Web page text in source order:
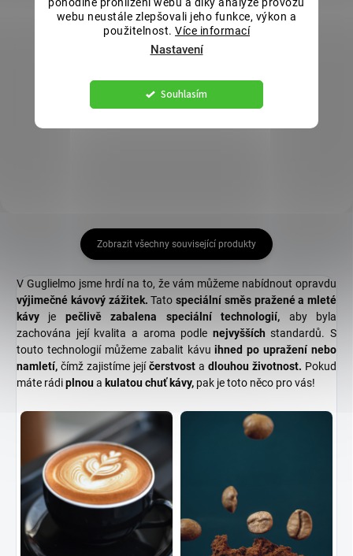
webu neustále zlepšovali jeho funkce, výkon a
použitelnost. Více informací
Nastavení
Souhlasím
cena:
Do košíku
směs pro přípravu v moka konvici
nebo ve french pressu. Bar 5
Stelle představuje dokonalé
cena:
vyrobena z těch nejlepších zrn
100% Arabica z oblasti střední
Zobrazit všechny související produkty
V Guglielmo jsme hrdí na to, že vám můžeme nabídnout opravdu
výjimečné kávový zážitek. Tato speciální směs pražené a mleté
kávy je pečlivě zabalena speciální technologií, aby byla
zachována její kvalita a aroma podle nejvyšších standardů. S
touto technologií můžeme zabalit kávu ihned po upražení nebo
namletí, čímž zajistíme jejíčerstvost a dlouhou životnost. Pokud
máte rádiplnou a kulatou chuť kávy, pak je toto něco pro vás!